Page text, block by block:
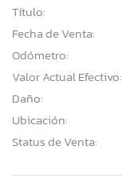
Título:
Fecha de Venta:
Odómetro:
Valor Actual Efectivo:
Daño:
Ubicación:
Status de Venta: